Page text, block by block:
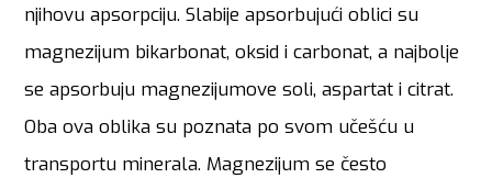
njihovu apsorpciju. Slabije apsorbujući oblici su
magnezijum bikarbonat, oksid i carbonat, a najbolje
se apsorbuju magnezijumove soli, aspartat i citrat.
Oba ova oblika su poznata po svom učešću u
transportu minerala. Magnezijum se često